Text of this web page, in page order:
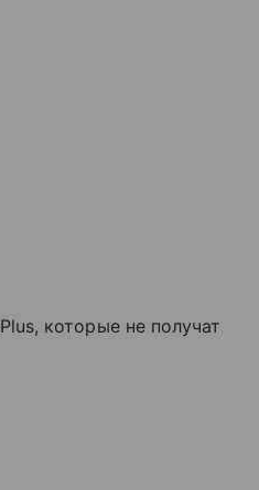
которые не получат